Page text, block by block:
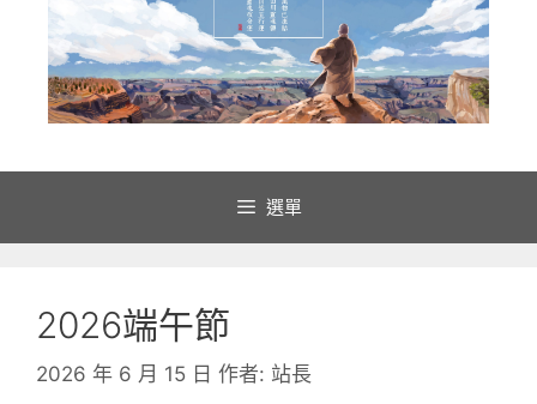
選單
2026端午節
2026 年 6 月 15 日 作者: 站長